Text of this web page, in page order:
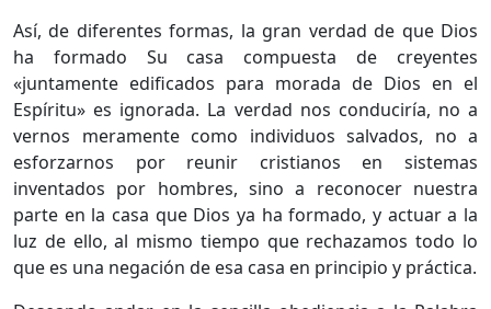
Así, de diferentes formas, la gran verdad de que Dios
ha formado Su casa compuesta de creyentes
«juntamente edificados para morada de Dios en el
Espíritu» es ignorada. La verdad nos conduciría, no a
vernos meramente como individuos salvados, no a
esforzarnos por reunir cristianos en sistemas
inventados por hombres, sino a reconocer nuestra
parte en la casa que Dios ya ha formado, y actuar a la
luz de ello, al mismo tiempo que rechazamos todo lo
que es una negación de esa casa en principio y práctica.